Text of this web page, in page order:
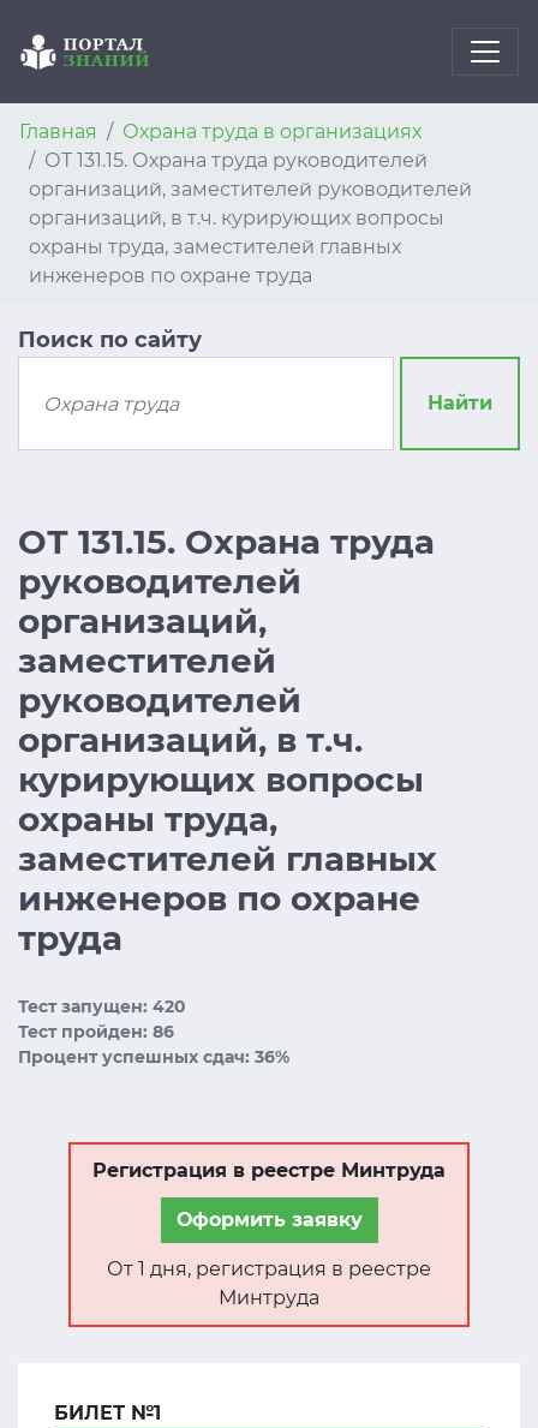
Главная
Охрана труда в организациях
ОТ 131.15. Охрана труда руководителей
организаций, заместителей руководителей
организаций, в т.ч. курирующих вопросы
охраны труда, заместителей главных
инженеров по охране труда
Поиск по сайту
Найти
ОТ 131.15. Охрана труда
руководителей
организаций,
заместителей
руководителей
организаций, в т.ч.
курирующих вопросы
охраны труда,
заместителей главных
инженеров по охране
труда
Тест запущен: 420
Тест пройден: 86
Процент успешных сдач: 36%
Регистрация в реестре Минтруда
Оформить заявку
От 1 дня, регистрация в реестре
Минтруда
БИЛЕТ №1